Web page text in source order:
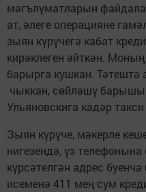
мәгълүматларын
ат, әлеге операцияне
зыян күрүчегә кабат
кирәклеген әйткән.
барырга кушкан. Тәтештә
чыккан, сөйләшү
Ульяновскига кадәр
Зыян күрүче, мәкерле
нигезендә, үз
күрсәтелгән адрес
исеменә 411 мең сум